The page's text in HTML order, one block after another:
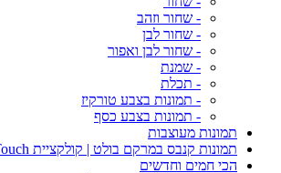
- שחור וזהב
- שחור לבן
- שחור לבן ואפור
- שמנת
- תכלת
- תמונות בצבע טורקיז
- תמונות בצבע כסף
תמונות מעוצבות
תמונות קנבס במרקם בולט | קולקציית Art Touch
הכי חמים וחדשים